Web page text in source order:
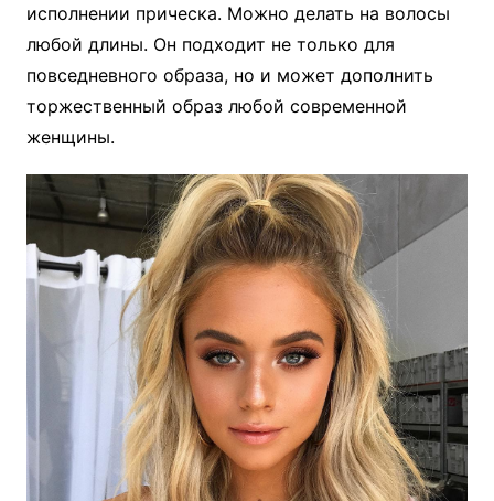
исполнении прическа. Можно делать на волосы
любой длины. Он подходит не только для
повседневного образа, но и может дополнить
торжественный образ любой современной
женщины.